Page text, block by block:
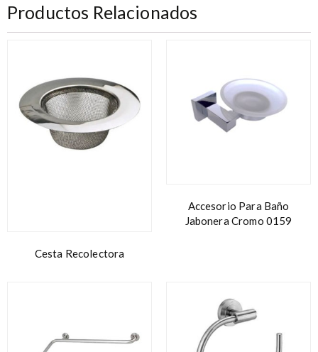
Productos Relacionados
Cesta Recolectora
Accesorio Para Baño
Jabonera Cromo 0159